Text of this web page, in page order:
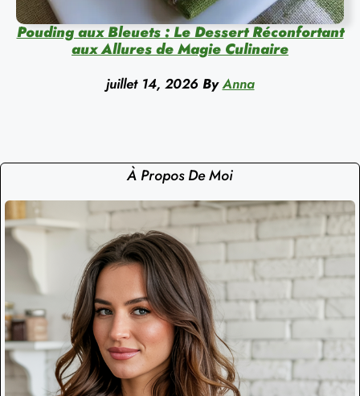
Pouding aux Bleuets : Le Dessert Réconfortant
aux Allures de Magie Culinaire
juillet 14, 2026 By Anna
À Propos De Moi